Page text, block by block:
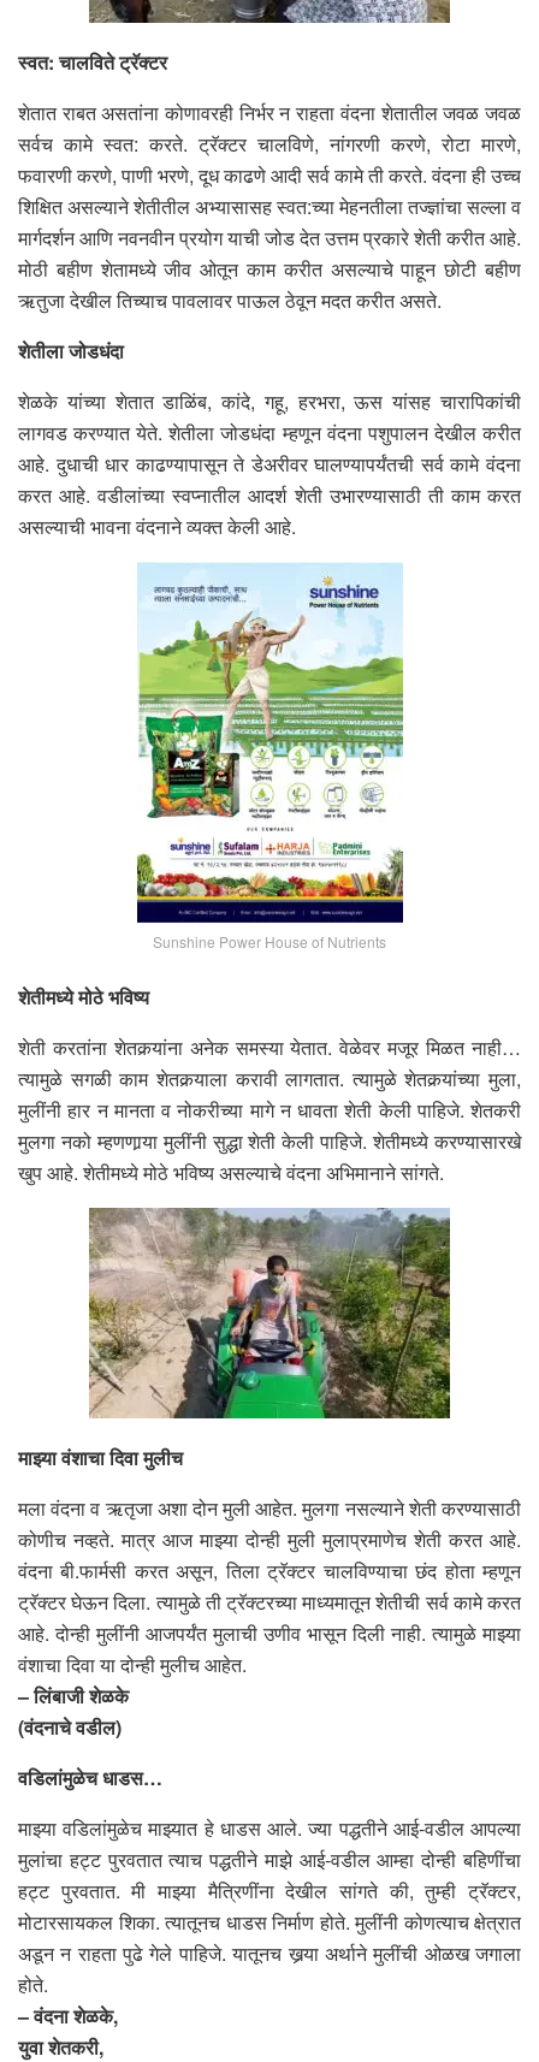
स्वत: चालविते ट्रॅक्टर
शेतात राबत असतांना कोणावरही निर्भर न राहता वंदना शेतातील जवळ जवळ
सर्वच कामे स्वत: करते. ट्रॅक्टर चालविणे, नांगरणी करणे, रोटा मारणे,
फवारणी करणे, पाणी भरणे, दूध काढणे आदी सर्व कामे ती करते. वंदना ही उच्च
शिक्षित असल्याने शेतीतील अभ्यासासह स्वत:च्या मेहनतीला तज्ज्ञांचा सल्ला व
मार्गदर्शन आणि नवनवीन प्रयोग याची जोड देत उत्तम प्रकारे शेती करीत आहे.
मोठी बहीण शेतामध्ये जीव ओतून काम करीत असल्याचे पाहून छोटी बहीण
ऋतुजा देखील तिच्याच पावलावर पाऊल ठेवून मदत करीत असते.
शेतीला जोडधंदा
शेळके यांच्या शेतात डाळिंब, कांदे, गहू, हरभरा, ऊस यांसह चारापिकांची
लागवड करण्यात येते. शेतीला जोडधंदा म्हणून वंदना पशुपालन देखील करीत
आहे. दुधाची धार काढण्यापासून ते डेअरीवर घालण्यापर्यंतची सर्व कामे वंदना
करत आहे. वडीलांच्या स्वप्नातील आदर्श शेती उभारण्यासाठी ती काम करत
असल्याची भावना वंदनाने व्यक्त केली आहे.
Sunshine Power House of Nutrients
शेतीमध्ये मोठे भविष्य
शेती करतांना शेतकर्‍यांना अनेक समस्या येतात. वेळेवर मजूर मिळत नाही…
त्यामुळे सगळी काम शेतकर्‍याला करावी लागतात. त्यामुळे शेतकर्‍यांच्या मुला,
मुलींनी हार न मानता व नोकरीच्या मागे न धावता शेती केली पाहिजे. शेतकरी
मुलगा नको म्हणणार्‍या मुलींनी सुद्धा शेती केली पाहिजे. शेतीमध्ये करण्यासारखे
खुप आहे. शेतीमध्ये मोठे भविष्य असल्याचे वंदना अभिमानाने सांगते.
माझ्या वंशाचा दिवा मुलीच
मला वंदना व ऋतृजा अशा दोन मुली आहेत. मुलगा नसल्याने शेती करण्यासाठी
कोणीच नव्हते. मात्र आज माझ्या दोन्ही मुली मुलाप्रमाणेच शेती करत आहे.
वंदना बी.फार्मसी करत असून, तिला ट्रॅक्टर चालविण्याचा छंद होता म्हणून
ट्रॅक्टर घेऊन दिला. त्यामुळे ती ट्रॅक्टरच्या माध्यमातून शेतीची सर्व कामे करत
आहे. दोन्ही मुलींनी आजपर्यंत मुलाची उणीव भासून दिली नाही. त्यामुळे माझ्या
वंशाचा दिवा या दोन्ही मुलीच आहेत.
– लिंबाजी शेळके
(वंदनाचे वडील)
वडिलांमुळेच धाडस…
माझ्या वडिलांमुळेच माझ्यात हे धाडस आले. ज्या पद्धतीने आई-वडील आपल्या
मुलांचा हट्ट पुरवतात त्याच पद्धतीने माझे आई-वडील आम्हा दोन्ही बहिणींचा
हट्ट पुरवतात. मी माझ्या मैत्रिणींना देखील सांगते की, तुम्ही ट्रॅक्टर,
मोटारसायकल शिका. त्यातूनच धाडस निर्माण होते. मुलींनी कोणत्याच क्षेत्रात
अडून न राहता पुढे गेले पाहिजे. यातूनच खर्‍या अर्थाने मुलींची ओळख जगाला
होते.
– वंदना शेळके,
युवा शेतकरी,